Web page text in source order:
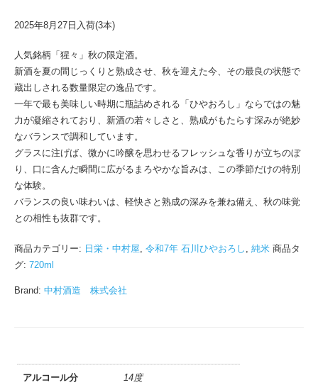
2025年8月27日入荷(3本)
人気銘柄「猩々」秋の限定酒。
新酒を夏の間じっくりと熟成させ、秋を迎えた今、その最良の状態で
蔵出しされる数量限定の逸品です。
一年で最も美味しい時期に瓶詰めされる「ひやおろし」ならではの魅
力が凝縮されており、新酒の若々しさと、熟成がもたらす深みが絶妙
なバランスで調和しています。
グラスに注げば、微かに吟醸を思わせるフレッシュな香りが立ちのぼ
り、口に含んだ瞬間に広がるまろやかな旨みは、この季節だけの特別
な体験。
バランスの良い味わいは、軽快さと熟成の深みを兼ね備え、秋の味覚
との相性も抜群です。
商品カテゴリー: 日栄・中村屋 令和7年 石川ひやおろし 純米 商品タ
グ: 720ml
Brand: 中村酒造 株式会社
アルコール分 14度